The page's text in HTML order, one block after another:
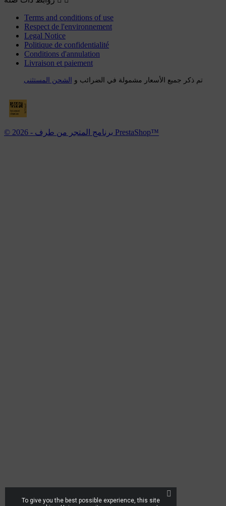
Terms and conditions of use
Respect de l'environnement
Legal Notice
Politique de confidentialité
Conditions d'annulation
Livraison et paiement
تم ذكر جميع الأسعار مشمولة في الضرائب و الشحن المستثنى
© 2026 - برنامج المتجر من طرف PrestaShop™
To give you the best possible experience, this site